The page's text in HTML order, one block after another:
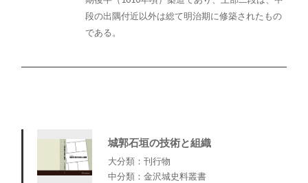
段の出隅付近以外は総て明治期に修築されたもの
である。
城郭石垣の技術と組織
大分類：刊行物
中分類：金沢城史料叢書